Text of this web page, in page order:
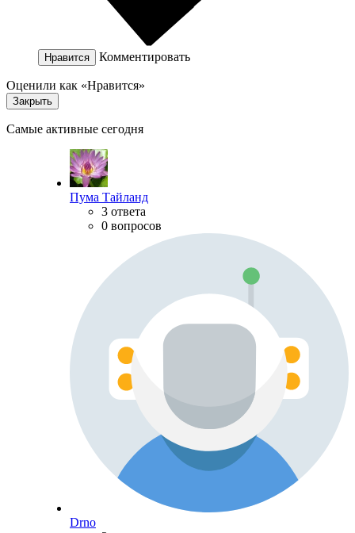
Нравится Комментировать
Оценили как «Нравится»
Закрыть
Самые активные сегодня
Пума Тайланд
3 ответа
0 вопросов
Drno